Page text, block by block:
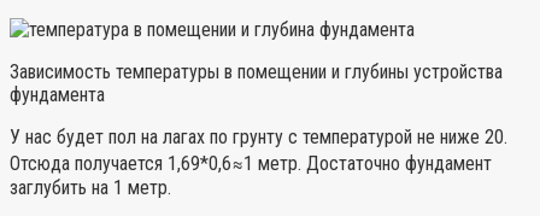
Зависимость температуры в помещении и глубины устройства
фундамента
У нас будет пол на лагах по грунту с температурой не ниже 20.
Отсюда получается 1,69*0,6≈1 метр. Достаточно фундамент
заглубить на 1 метр.